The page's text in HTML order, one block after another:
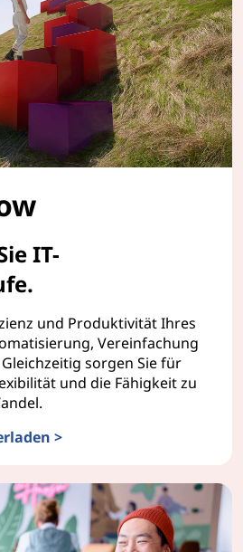
IT-
und Produktivität Ihres
Vereinfachung
sorgen Sie für
und die Fähigkeit zu
>